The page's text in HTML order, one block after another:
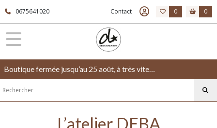
0675641020 Contact 0 0
Boutique fermée jusqu’au 25 août, à très vite…
L’atelier DEBA